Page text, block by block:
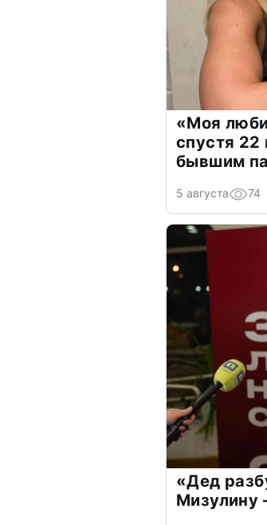
«Моя
спустя 22
бывшим
5 августа 74
«Дед
Мизулину